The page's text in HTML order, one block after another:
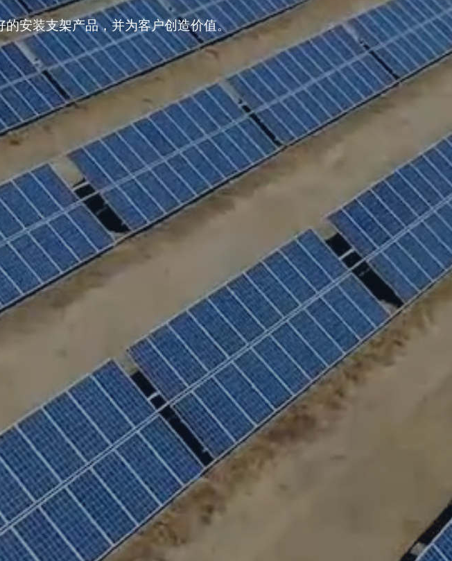
安装支架产品，并为客户创造价值。